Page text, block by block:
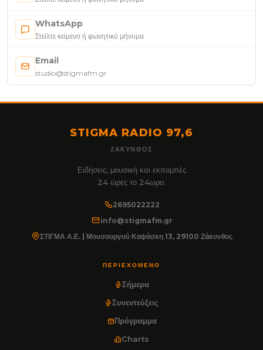
WhatsApp
Στείλτε κείμενο ή φωνητικό μήνυμα
Email
studio@stigmafm.gr
STIGMA RADIO 97,6
ΖΆΚΥΝΘΟΣ
Ειδήσεις, μουσική και εκπομπές
24 ώρες το 24ωρο.
2695022222
info@stigmafm.gr
ΣΤΙΓΜΑ Α.Ε. | Μουσουργού Καψάσκη 13, 29100 Ζάκυνθος
ΠΕΡΙΕΧΌΜΕΝΟ
Σήμερα
Συνεντεύξεις
Πρόγραμμα
Charts